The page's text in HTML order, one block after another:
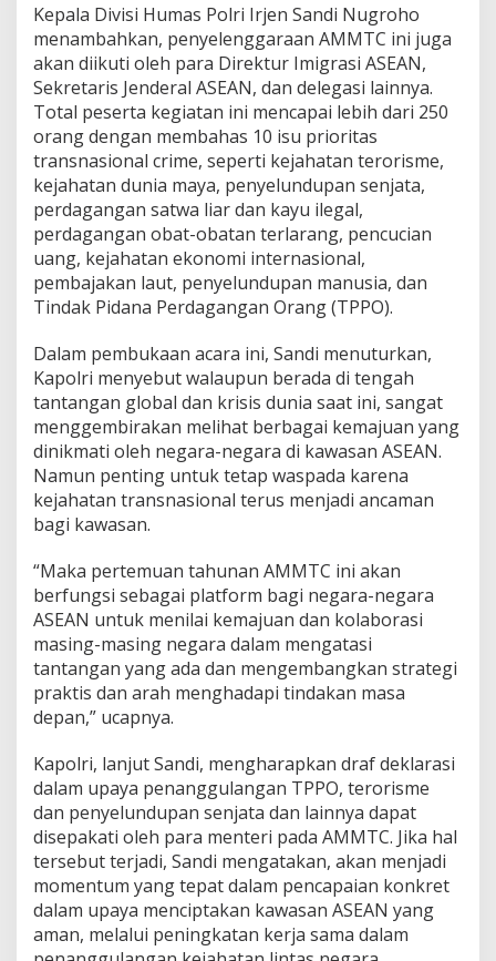
Kepala Divisi Humas Polri Irjen Sandi Nugroho
menambahkan, penyelenggaraan AMMTC ini juga
akan diikuti oleh para Direktur Imigrasi ASEAN,
Sekretaris Jenderal ASEAN, dan delegasi lainnya.
Total peserta kegiatan ini mencapai lebih dari 250
orang dengan membahas 10 isu prioritas
transnasional crime, seperti kejahatan terorisme,
kejahatan dunia maya, penyelundupan senjata,
perdagangan satwa liar dan kayu ilegal,
perdagangan obat-obatan terlarang, pencucian
uang, kejahatan ekonomi internasional,
pembajakan laut, penyelundupan manusia, dan
Tindak Pidana Perdagangan Orang (TPPO).
Dalam pembukaan acara ini, Sandi menuturkan,
Kapolri menyebut walaupun berada di tengah
tantangan global dan krisis dunia saat ini, sangat
menggembirakan melihat berbagai kemajuan yang
dinikmati oleh negara-negara di kawasan ASEAN.
Namun penting untuk tetap waspada karena
kejahatan transnasional terus menjadi ancaman
bagi kawasan.
“Maka pertemuan tahunan AMMTC ini akan
berfungsi sebagai platform bagi negara-negara
ASEAN untuk menilai kemajuan dan kolaborasi
masing-masing negara dalam mengatasi
tantangan yang ada dan mengembangkan strategi
praktis dan arah menghadapi tindakan masa
depan,” ucapnya.
Kapolri, lanjut Sandi, mengharapkan draf deklarasi
dalam upaya penanggulangan TPPO, terorisme
dan penyelundupan senjata dan lainnya dapat
disepakati oleh para menteri pada AMMTC. Jika hal
tersebut terjadi, Sandi mengatakan, akan menjadi
momentum yang tepat dalam pencapaian konkret
dalam upaya menciptakan kawasan ASEAN yang
aman, melalui peningkatan kerja sama dalam